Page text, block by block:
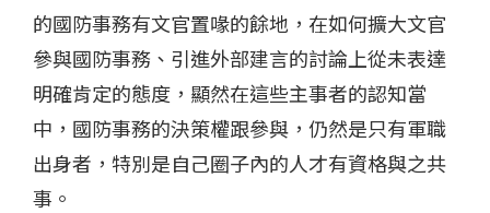
的國防事務有文官置喙的餘地，在如何擴大文官
參與國防事務、引進外部建言的討論上從未表達
明確肯定的態度，顯然在這些主事者的認知當
中，國防事務的決策權跟參與，仍然是只有軍職
出身者，特別是自己圈子內的人才有資格與之共
事。